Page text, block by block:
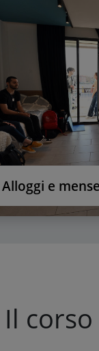
Alloggi e mense
Il